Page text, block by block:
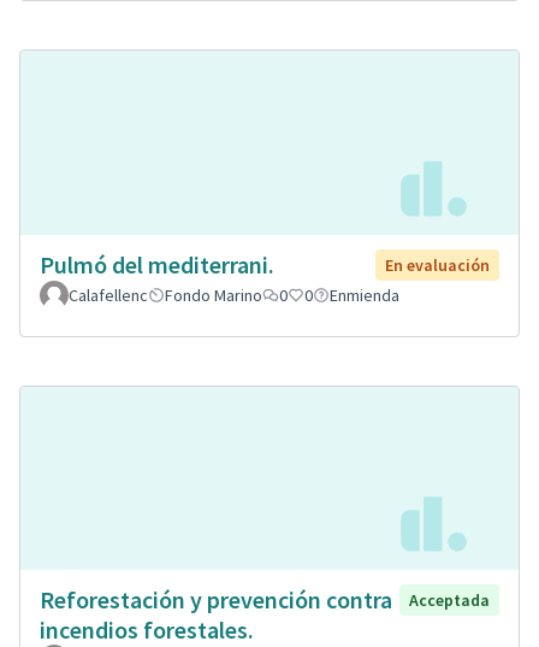
Pulmó del mediterrani.
En evaluación
Calafellenc
Fondo Marino 0 0 Enmienda
Reforestación y prevención contra
incendios forestales.
Acceptada